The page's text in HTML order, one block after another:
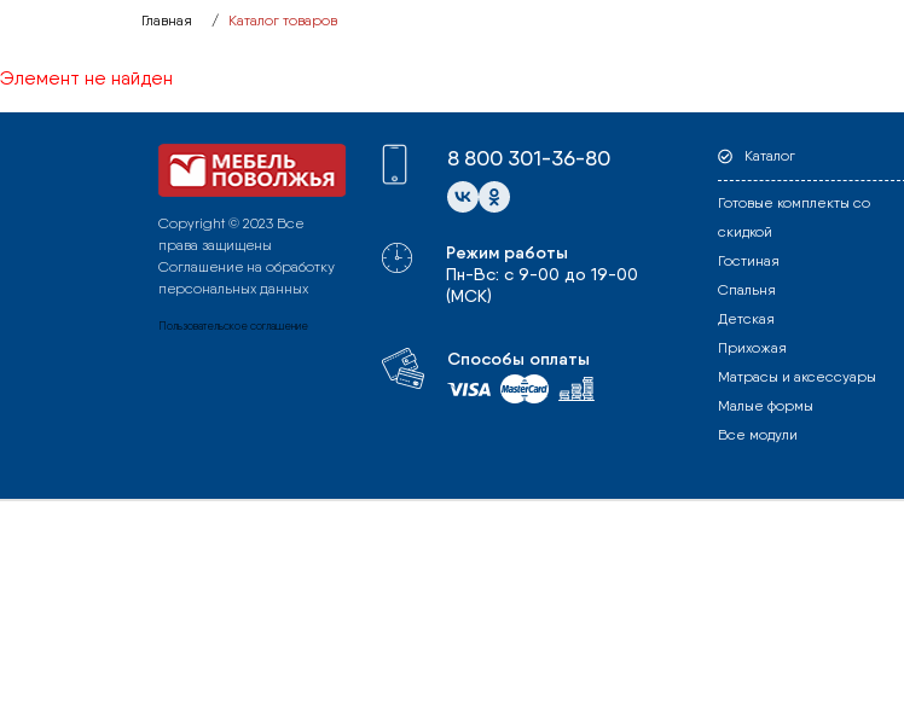
Главная Каталог товаров
Элемент не найден
Copyright © 2023 Все
права защищены
Соглашение на обработку
персональных данных
Пользовательское соглашение
8 800 301-36-80
Режим работы
Пн-Вс: с 9-00 до 19-00
(МСК)
Способы оплаты
Каталог
Готовые комплекты со
скидкой
Гостиная
Спальня
Детская
Прихожая
Матрасы и аксессуары
Малые формы
Все модули